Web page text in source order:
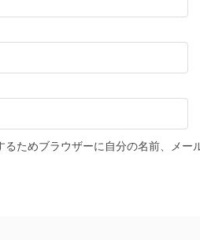
るためブラウザーに自分の名前、メー